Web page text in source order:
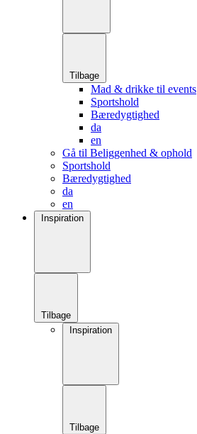
Tilbage
Mad & drikke til events
Sportshold
Bæredygtighed
da
en
Gå til Beliggenhed & ophold
Sportshold
Bæredygtighed
da
en
Inspiration
Tilbage
Inspiration
Tilbage